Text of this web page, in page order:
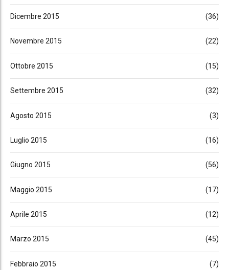
Dicembre 2015 (36)
Novembre 2015 (22)
Ottobre 2015 (15)
Settembre 2015 (32)
Agosto 2015 (3)
Luglio 2015 (16)
Giugno 2015 (56)
Maggio 2015 (17)
Aprile 2015 (12)
Marzo 2015 (45)
Febbraio 2015 (7)